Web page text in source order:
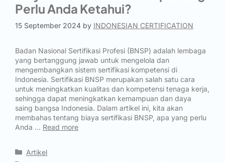
Perlu Anda Ketahui?
15 September 2024 by INDONESIAN CERTIFICATION
Badan Nasional Sertifikasi Profesi (BNSP) adalah lembaga
yang bertanggung jawab untuk mengelola dan
mengembangkan sistem sertifikasi kompetensi di
Indonesia. Sertifikasi BNSP merupakan salah satu cara
untuk meningkatkan kualitas dan kompetensi tenaga kerja,
sehingga dapat meningkatkan kemampuan dan daya
saing bangsa Indonesia. Dalam artikel ini, kita akan
membahas tentang biaya sertifikasi BNSP, apa yang perlu
Anda … Read more
Artikel